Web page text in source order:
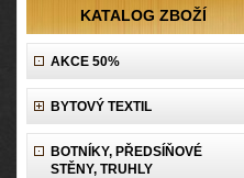
KATALOG ZBOŽÍ
AKCE 50%
BYTOVÝ TEXTIL
BOTNÍKY, PŘEDSÍŇOVÉ
STĚNY, TRUHLY